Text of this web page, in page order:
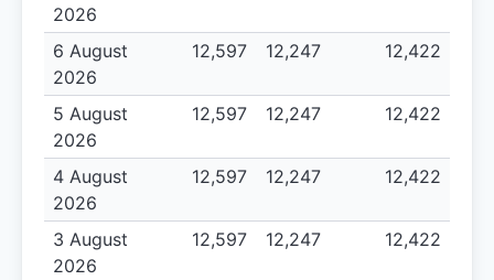
2026
6 August
2026
12,597 12,247 12,422
5 August
2026
12,597 12,247 12,422
4 August
2026
12,597 12,247 12,422
3 August
2026
12,597 12,247 12,422